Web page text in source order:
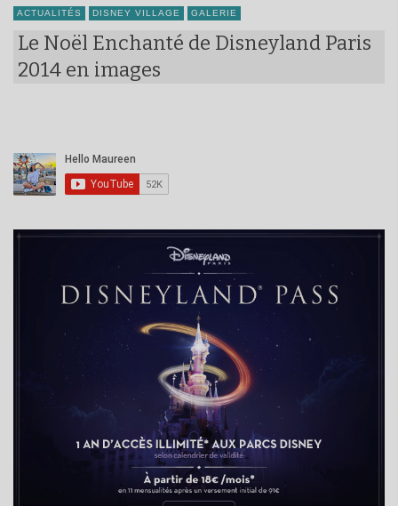
ACTUALITÉS DISNEY VILLAGE GALERIE
Le Noël Enchanté de Disneyland Paris
2014 en images